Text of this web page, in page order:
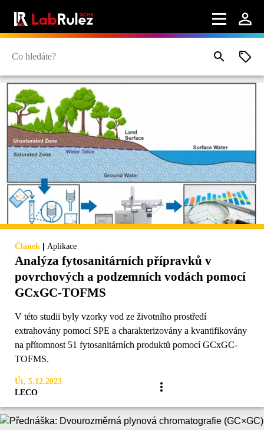
Článek | Aplikace
Analýza fytosanitárních přípravků v
povrchových a podzemních vodách pomocí
GCxGC-TOFMS
V této studii byly vzorky vod ze životního prostředí
extrahovány pomocí SPE a charakterizovány a kvantifikovány
na přítomnost 51 fytosanitárních produktů pomocí GCxGC-
TOFMS.
Út, 5.12.2023
LECO